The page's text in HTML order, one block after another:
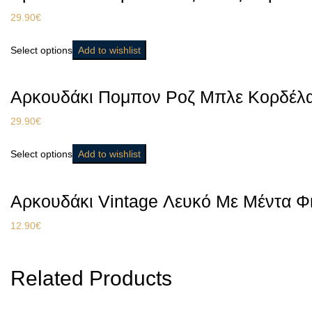
29.90€
Select options Add to wishlist
Αρκουδάκι Πομπον Ροζ Μπλε
29.90€
Select options Add to wishlist
Αρκουδάκι Vintage Λευκό Με Μέντα
12.90€
Related Products